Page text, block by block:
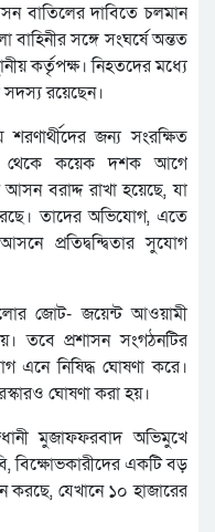
বাতিলের দাবিতে চলমান
সঙ্গে সংঘর্ষে অন্তত
কর্তৃপক্ষ। নিহতদের মধ্যে
সদস্য রয়েছেন।
জন্য সংরক্ষিত
থেকে কয়েক দশক আগে
আসন বরাদ্দ রাখা হয়েছে, যা
তাদের অভিযোগ, এতে
প্রতিদ্বন্দ্বিতার সুযোগ
জোট- জয়েন্ট আওয়ামী
তবে প্রশাসন সংগঠনটির
এনে নিষিদ্ধ ঘোষণা করে।
ঘোষণা করা হয়।
মুজাফফরবাদ অভিমুখে
বিক্ষোভকারীদের একটি বড়
করছে, যেখানে ১০ হাজারের